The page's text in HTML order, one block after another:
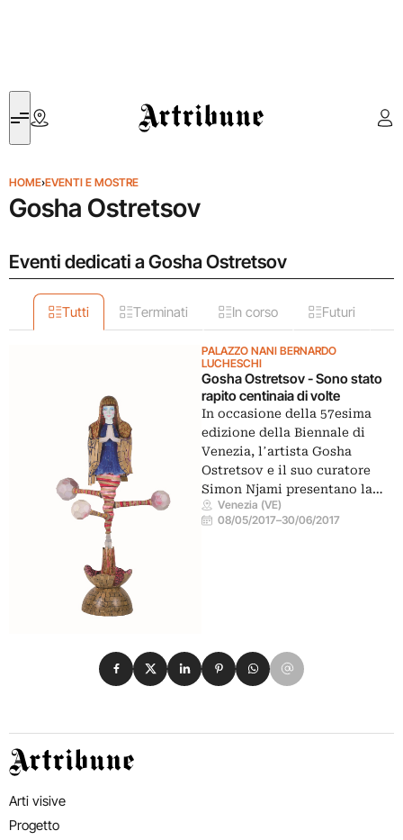
Artribune
HOME›EVENTI E MOSTRE
Gosha Ostretsov
Eventi dedicati a Gosha Ostretsov
Tutti Terminati In corso Futuri
PALAZZO NANI BERNARDO
LUCHESCHI
Gosha Ostretsov - Sono stato
rapito centinaia di volte
In occasione della 57esima
edizione della Biennale di
Venezia, lʼartista Gosha
Ostretsov e il suo curatore
Simon Njami presentano la…
Venezia (VE)
08/05/2017–30/06/2017
Condividi su Facebook
Condividi su X
Condividi su LinkedIn
Condividi su Pinterest
Condividi su WhatsApp
Condividi su Email
Artribune
Arti visive
Progetto